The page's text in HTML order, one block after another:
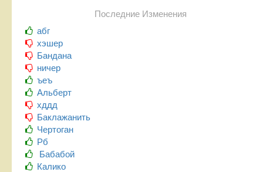
Последние Изменения
абг
хэшер
Бандана
ничер
ъеъ
Альберт
хддд
Баклажанить
Чертоган
Рб
Бабабой
Калико